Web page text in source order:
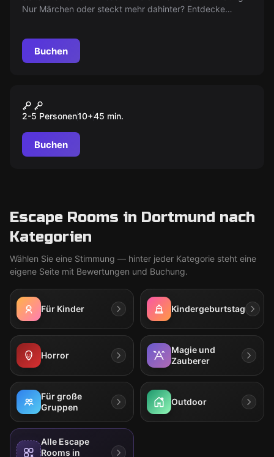
Nur Märchen oder steckt mehr dahinter? Entdecke
als nächstes Opfer ins Visier gerätst!
Buchen
WAYFINDERS ESCAPE FROM
AURORA
2-5 Personen10+45 min.
Buchen
Escape Rooms in Dortmund nach
Kategorien
Wählen Sie eine Stimmung — hinter jeder Kategorie steht eine
eigene Seite mit Bewertungen und Buchung.
Für Kinder Kindergeburtstag
Horror
Magie und
Zauberer
Für große
Gruppen
Outdoor
Alle Escape
Rooms in